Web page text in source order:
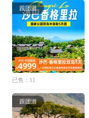
跟团游
已售：11
跟团游